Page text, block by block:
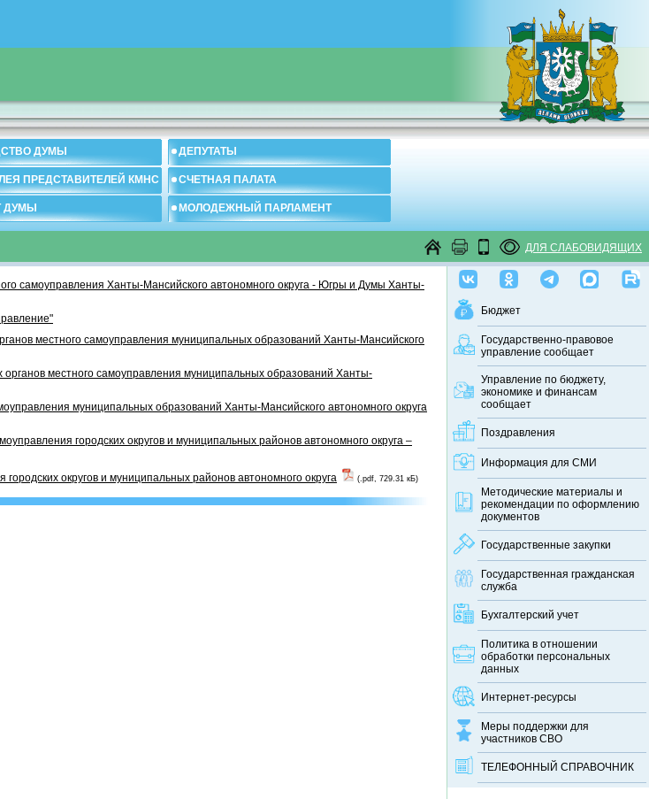
ДУМЫ ДЕПУТАТЫ
ПРЕДСТАВИТЕЛЕЙ КМНС СЧЕТНАЯ ПАЛАТА
ДУМЫ МОЛОДЕЖНЫЙ ПАРЛАМЕНТ
ДЛЯ СЛАБОВИДЯЩИХ
Бюджет
Государственно-правовое
управление сообщает
Управление по бюджету,
экономике и финансам
сообщает
Поздравления
Информация для СМИ
Методические материалы и
рекомендации по оформлению
документов
Государственные закупки
Государственная гражданская
служба
Бухгалтерский учет
Политика в отношении
обработки персональных
данных
Интернет-ресурсы
Меры поддержки для
участников СВО
ТЕЛЕФОННЫЙ CПРАВОЧНИК
самоуправления Ханты-Мансийского автономного округа - Югры и Думы Ханты-
местного самоуправления муниципальных образований Ханты-Мансийского
местного самоуправления муниципальных образований Ханты-
муниципальных образований Ханты-Мансийского автономного округа
городских округов и муниципальных районов автономного округа –
округов и муниципальных районов автономного округа
(.pdf, 729.31 кБ)